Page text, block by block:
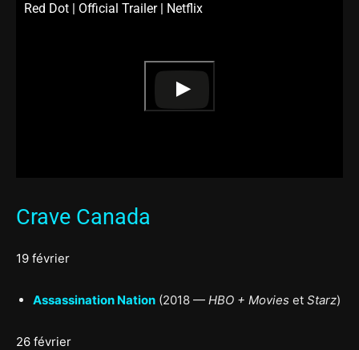
Red Dot | Official Trailer | Netflix
Crave Canada
19 février
Assassination Nation (2018 — HBO + Movies et Starz)
26 février